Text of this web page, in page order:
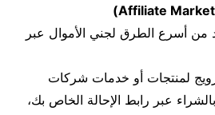
من أسرع الطرق لجني الأموال عبر
لمنتجات أو خدمات شركات
عبر رابط الإحالة الخاص بك،